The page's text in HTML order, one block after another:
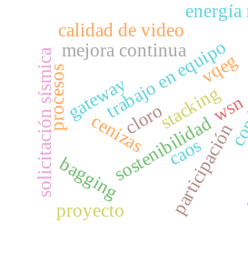
sostenibilidad
trabajo en equipo
cenizas
cloro wsn
gateway
mejora continua
procesos
participación
bagging
stacking
calidad de video
vqeg
solicitación sísmica
energía
caos
proyecto